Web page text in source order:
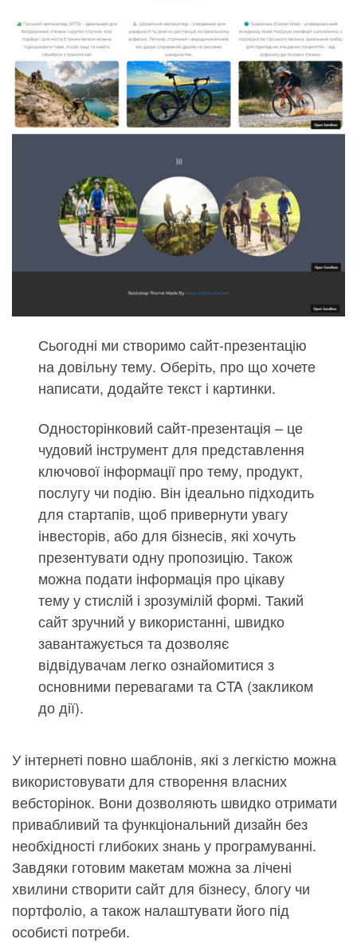
Сьогодні ми створимо сайт-презентацію
на довільну тему. Оберіть, про що хочете
написати, додайте текст і картинки.
Односторінковий сайт-презентація – це
чудовий інструмент для представлення
ключової інформації про тему, продукт,
послугу чи подію. Він ідеально підходить
для стартапів, щоб привернути увагу
інвесторів, або для бізнесів, які хочуть
презентувати одну пропозицію. Також
можна подати інформація про цікаву
тему у стислій і зрозумілій формі. Такий
сайт зручний у використанні, швидко
завантажується та дозволяє
відвідувачам легко ознайомитися з
основними перевагами та CTA (закликом
до дії).
У інтернеті повно шаблонів, які з легкістю можна
використовувати для створення власних
вебсторінок. Вони дозволяють швидко отримати
привабливий та функціональний дизайн без
необхідності глибоких знань у програмуванні.
Завдяки готовим макетам можна за лічені
хвилини створити сайт для бізнесу, блогу чи
портфоліо, а також налаштувати його під
особисті потреби.